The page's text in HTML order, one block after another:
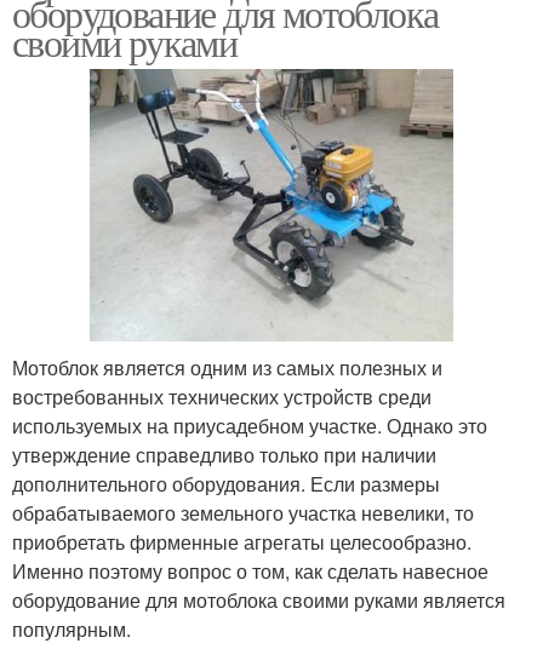
оборудование для мотоблока
своими руками
Мотоблок является одним из самых полезных и
востребованных технических устройств среди
используемых на приусадебном участке. Однако это
утверждение справедливо только при наличии
дополнительного оборудования. Если размеры
обрабатываемого земельного участка невелики, то
приобретать фирменные агрегаты целесообразно.
Именно поэтому вопрос о том, как сделать навесное
оборудование для мотоблока своими руками является
популярным.